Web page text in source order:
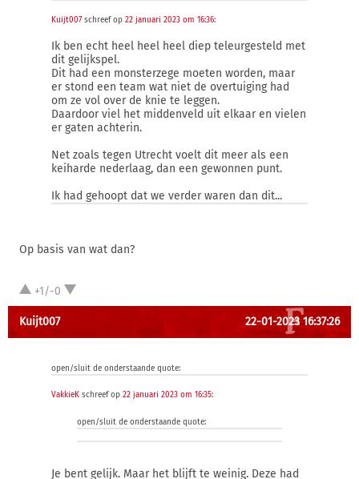
Kuijt007schreef op 22 januari 2023 om 16:36:
Ik ben echt heel heel heel diep teleurgesteld met
dit gelijkspel.
Dit had een monsterzege moeten worden, maar
er stond een team wat niet de overtuiging had
om ze vol over de knie te leggen.
Daardoor viel het middenveld uit elkaar en vielen
er gaten achterin.
Net zoals tegen Utrecht voelt dit meer als een
keiharde nederlaag, dan een gewonnen punt.
Ik had gehoopt dat we verder waren dan dit...
Op basis van wat dan?
+1/-0
Kuijt007 22-01-2023 16:37:26
open/sluit de onderstaande quote:
VakkieK schreef op 22 januari 2023 om 16:35:
open/sluit de onderstaande quote:
Je bent gelijk. Maar het blijft te weinig. Deze had